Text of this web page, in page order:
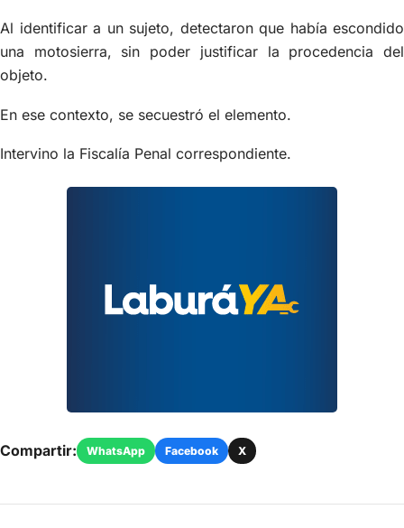
Al identificar a un sujeto, detectaron que había escondido
una motosierra, sin poder justificar la procedencia del
objeto.
En ese contexto, se secuestró el elemento.
Intervino la Fiscalía Penal correspondiente.
Compartir: WhatsApp Facebook X